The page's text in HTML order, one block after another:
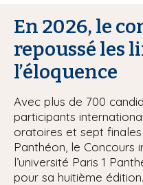
En 2026, le
repoussé les
l’éloquence
Avec plus de 700
participants
oratoires et sept
Panthéon, le Concours
l’université Paris 1
pour sa huitième édition.